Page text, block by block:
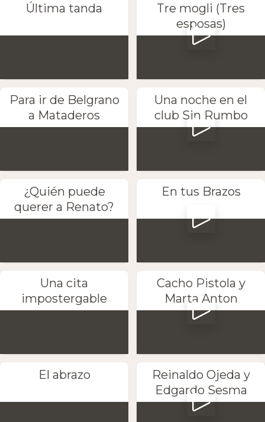
Última tanda
Tre mogli (Tres
esposas)
Para ir de Belgrano
a Mataderos
Una noche en el
club Sin Rumbo
¿Quién puede
querer a Renato?
En tus Brazos
Una cita
impostergable
Cacho Pistola y
Marta Anton
El abrazo
Reinaldo Ojeda y
Edgardo Sesma